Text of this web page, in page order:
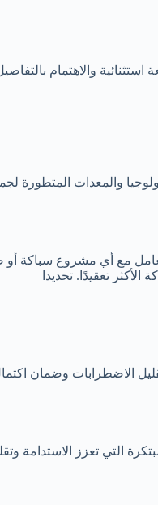
والاهتمام
والمعدات المتطورة
مع أي مشروع سباكة أو
تعقيدًا. تحديدا
الاضطرابات وضمان
التي تعزز الاستدامة